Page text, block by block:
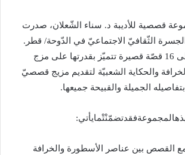
قصصية للأديبة د. سناء الشّعلان، صدرت
الثّقافيّ الاجتماعيّ في الدّوحة/ قطر .
قصّة قصيرة تتميّز بقدرتها على مزج
والحكاية الشعبيّة لتقديم مزيج قصصيّ
الجميلة والقبيحة جميعها.
:
القصص بين عناصر الأسطورة والخرافة